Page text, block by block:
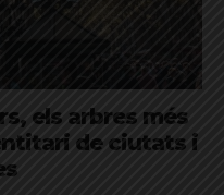
els arbres més
de ciutats i